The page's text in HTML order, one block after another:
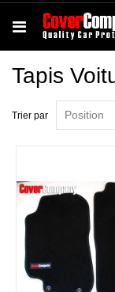
Tapis
Trier par